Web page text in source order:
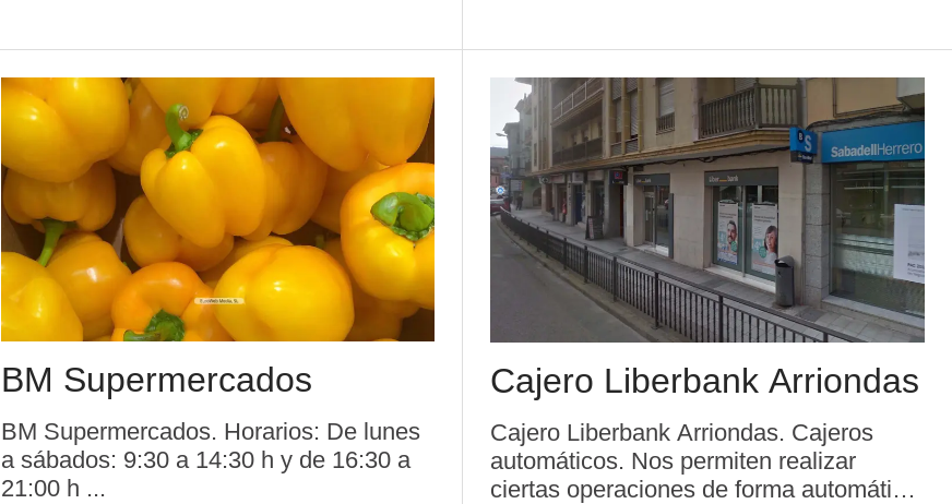
BM Supermercados
BM Supermercados. Horarios: De lunes
a sábados: 9:30 a 14:30 h y de 16:30 a
21:00 h ...
Cajero Liberbank Arriondas
Cajero Liberbank Arriondas. Cajeros
automáticos. Nos permiten realizar
ciertas operaciones de forma automática